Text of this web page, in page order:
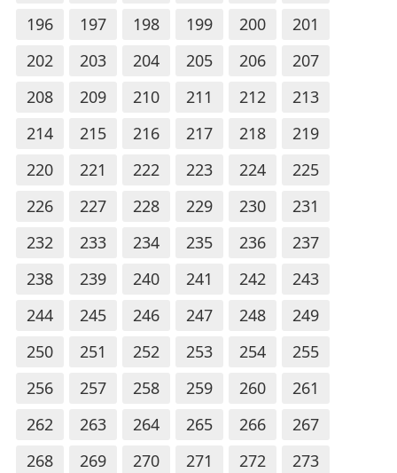
196
197 198 199 200
201
202
203 204 205 206
207
208
209 210 211 212
213
214
215 216 217 218
219
220
221 222 223 224
225
226
227 228 229 230
231
232
233 234 235 236
237
238
239 240 241 242
243
244
245 246 247 248
249
250
251 252 253 254
255
256
257 258 259 260
261
262
263 264 265 266
267
268
269 270 271 272
273